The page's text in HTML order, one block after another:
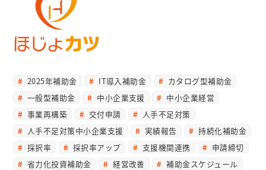
2025年補助金 IT導入補助金
カタログ型補助金
一般型補助金
中小企業支援
中小企業経営
事業再構築
交付申請
人手不足対策
人手不足対策中小企業支援
実績報告
持続化補助金
採択率
採択率アップ 支援機関連携
申請締切
省力化投資補助金
経営改善
補助金スケジュール